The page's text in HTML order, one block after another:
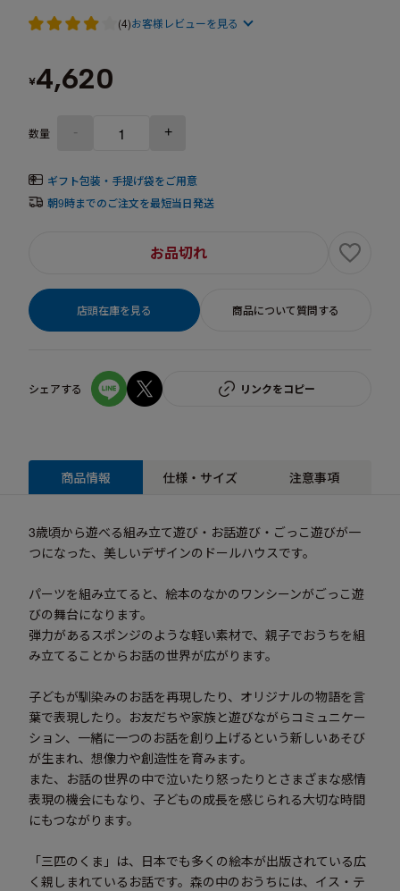
(4)お客様レビューを見る
¥4,620
数量 - +
ギフト包装・手提げ袋をご用意
朝9時までのご注文を最短当日発送
お品切れ
店頭在庫を見る 商品について質問する
シェアする リンクをコピー
商品情報 仕様・サイズ 注意事項
3歳頃から遊べる組み立て遊び・お話遊び・ごっこ遊びが一
つになった、美しいデザインのドールハウスです。
パーツを組み立てると、絵本のなかのワンシーンがごっこ遊
びの舞台になります。
弾力があるスポンジのような軽い素材で、親子でおうちを組
み立てることからお話の世界が広がります。
子どもが馴染みのお話を再現したり、オリジナルの物語を言
葉で表現したり。お友だちや家族と遊びながらコミュニケー
ション、一緒に一つのお話を創り上げるという新しいあそび
が生まれ、想像力や創造性を育みます。
また、お話の世界の中で泣いたり怒ったりとさまざまな感情
表現の機会にもなり、子どもの成長を感じられる大切な時間
にもつながります。
「三匹のくま」は、日本でも多くの絵本が出版されている広
く親しまれているお話です。森の中のおうちには、イス・テ